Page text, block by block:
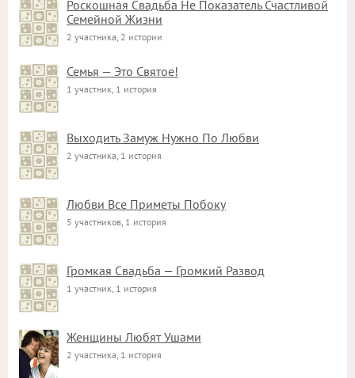
Роскошная Свадьба Не Показатель Счастливой
Семейной Жизни
2 участника, 2 истории
Семья — Это Святое!
1 участник, 1 история
Выходить Замуж Нужно По Любви
2 участника, 1 история
Любви Все Приметы Побоку
5 участников, 1 история
Громкая Свадьба — Громкий Развод
1 участник, 1 история
Женщины Любят Ушами
2 участника, 1 история